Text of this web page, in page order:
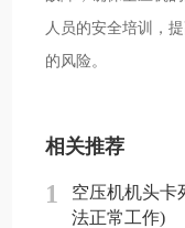
人员的安全培训，
的风险。
相关推荐
1
空压机机头卡
法正常工作)